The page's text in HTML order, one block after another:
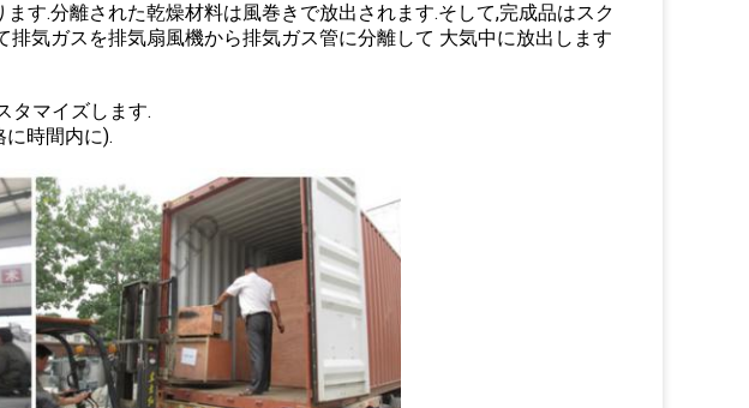
す.分離された乾燥材料は風巻きで放出されます.そして,完成品はスク
排気ガスを排気扇風機から排気ガス管に分離して 大気中に放出します
タマイズします.
時間内に).